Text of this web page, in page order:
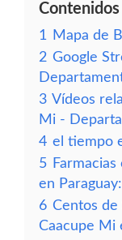
Contenidos
1
Mapa de
2 Google
3 Vídeos
Mi -
4 el tiempo
5
en Paraguay:
6 Centos de
Caacupe Mi